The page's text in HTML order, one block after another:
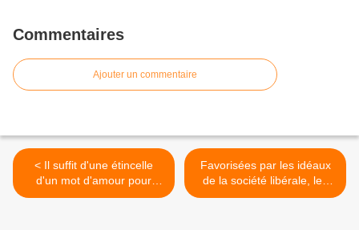
Commentaires
Ajouter un commentaire
< Il suffit d'une étincelle
d'un mot d'amour pour
laisser derrière nos peines
Favorisées par les idéaux
de la société libérale, les
conduites perverses se